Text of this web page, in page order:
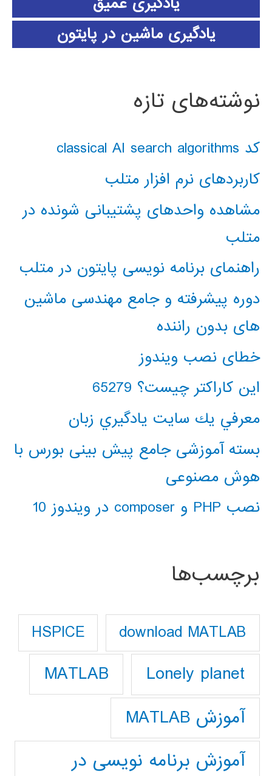
یادگیری ماشین در پایتون
نوشته‌های تازه
کد classical AI search algorithms
کاربردهای نرم افزار متلب
مشاهده واحدهای پشتیبانی شونده در
متلب
راهنمای برنامه نویسی پایتون در متلب
دوره پیشرفته و جامع مهندسی ماشین
های بدون راننده
خطای نصب ویندوز
این کاراکتر چیست؟ 65279
معرفي يك سايت يادگيري زبان
بسته آموزشی جامع پیش بینی بورس با
هوش مصنوعی
نصب PHP و composer در ویندوز 10
برچسب‌ها
download MATLAB
HSPICE
Lonely planet
MATLAB
آموزش MATLAB
آموزش برنامه نویسی در